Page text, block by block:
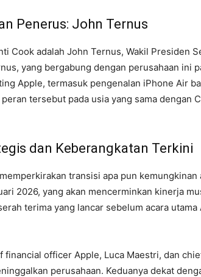
Penerus: John Ternus
Cook adalah John Ternus, Wakil Presiden
yang bergabung dengan perusahaan ini
Apple, termasuk pengenalan iPhone Air
tersebut pada usia yang sama dengan
dan Keberangkatan Terkini
transisi apa pun kemungkinan
2026, yang akan mencerminkan kinerja
terima yang lancar sebelum acara
financial officer Apple, Luca Maestri, dan
perusahaan. Keduanya dekat